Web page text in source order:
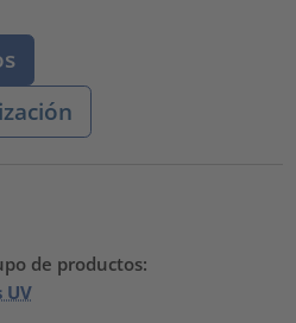
de productos:
UV